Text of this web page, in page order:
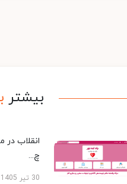
بیشتر
انقلاب در
چ...
30 تیر 1405